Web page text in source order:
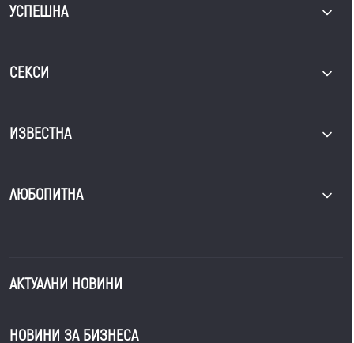
УСПЕШНА
СЕКСИ
ИЗВЕСТНА
ЛЮБОПИТНА
АКТУАЛНИ НОВИНИ
НОВИНИ ЗА БИЗНЕСА